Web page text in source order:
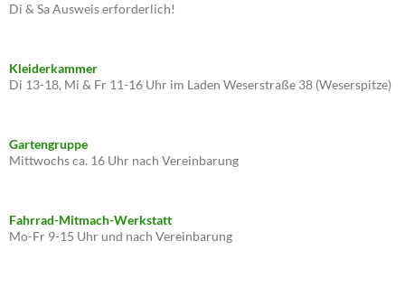
Di & Sa Ausweis erforderlich!
Kleiderkammer
Di 13-18, Mi & Fr 11-16 Uhr im Laden Weserstraße 38 (Weserspitze)
Gartengruppe
Mittwochs ca. 16 Uhr nach Vereinbarung
Fahrrad-Mitmach-Werkstatt
Mo-Fr 9-15 Uhr und nach Vereinbarung